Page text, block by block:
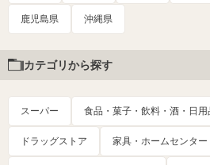
鹿児島県 沖縄県
カテゴリから探す
スーパー 食品・菓子・飲料・酒・日用
ドラッグストア 家具・ホームセンター